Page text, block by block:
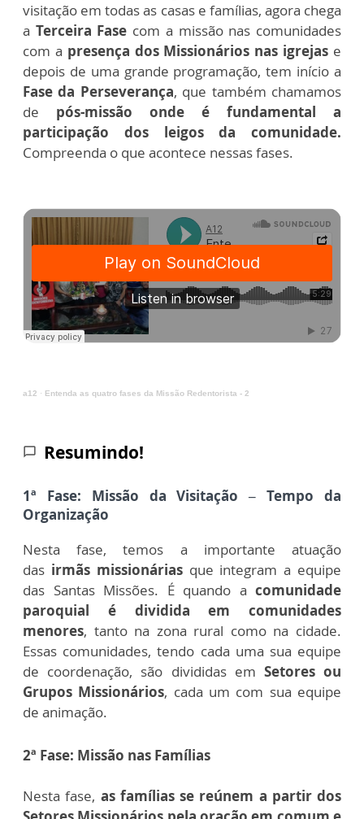
visitação em todas as casas e famílias, agora chega
a Terceira Fase com a missão nas comunidades
com a presença dos Missionários nas igrejas e
depois de uma grande programação, tem início a
Fase da Perseverança, que também chamamos
de pós-missão onde é fundamental a
participação dos leigos da comunidade.
Compreenda o que acontece nessas fases.
a12 · Entenda as quatro fases da Missão Redentorista - 2
chat_bubble_outline Resumindo!
1ª Fase: Missão da Visitação – Tempo da
Organização
Nesta fase, temos a importante atuação
das irmãs missionárias que integram a equipe
das Santas Missões. É quando a comunidade
paroquial é dividida em comunidades
menores, tanto na zona rural como na cidade.
Essas comunidades, tendo cada uma sua equipe
de coordenação, são divididas em Setores ou
Grupos Missionários, cada um com sua equipe
de animação.
2ª Fase: Missão nas Famílias
Nesta fase, as famílias se reúnem a partir dos